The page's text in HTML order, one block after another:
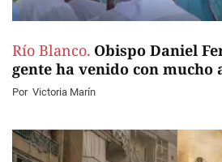
Río Blanco. Obispo Daniel
gente ha venido con mucho
Por Victoria Marín